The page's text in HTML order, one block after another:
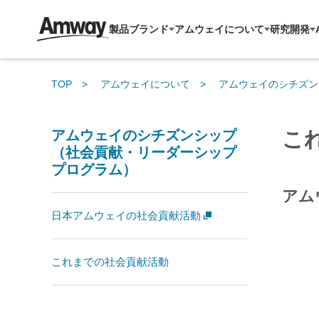
製品ブランド アムウェイについて 研究開発
TOP アムウェイについて アムウェイのシチズ
こ
ア
アムウェイのシチズンシップ
（社会貢献・リーダーシップ
プログラム）
日本アムウェイの社会貢献活動
これまでの社会貢献活動